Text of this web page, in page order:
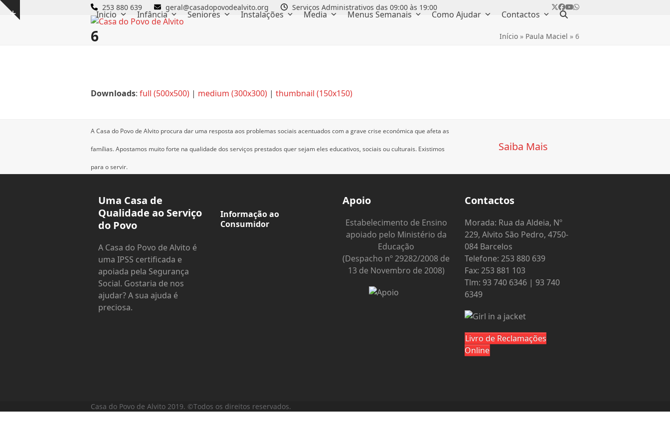
Skip
Show
253 880 639 geral@casadopovodealvito.org Serviços Administrativos das 09:00 às 19:00 Twitter
Facebook
YouTube
Whatsapp
Inicio Infância Seniores Instalações Media Menus Semanais Como Ajudar Contactos
6 Início » Paula Maciel » 6
Downloads: full (500x500) | medium (300x300) | thumbnail (150x150)
A Casa do Povo de Alvito procura dar uma resposta aos problemas sociais acentuados com a grave crise económica que afeta as
famílias.Apostamos muito forte na qualidade dos serviços prestados quer sejam eles educativos, sociais ou culturais. Existimos
para o servir.
Saiba Mais
Uma Casa de
Qualidade ao Serviço
do Povo
A Casa do Povo de Alvito é
uma IPSS certificada e
apoiada pela Segurança
Social. Gostaria de nos
ajudar? A sua ajuda é
preciosa.
Informação ao
Consumidor
Apoio
Estabelecimento de Ensino
apoiado pelo Ministério da
Educação
(Despacho nº 29282/2008 de
13 de Novembro de 2008)
Contactos
Morada: Rua da Aldeia, Nº
229, Alvito São Pedro, 4750-
084 Barcelos
Telefone: 253 880 639
Fax: 253 881 103
Tlm: 93 740 6346 | 93 740
6349
Livro de Reclamações
Online
Casa do Povo de Alvito 2019. ©Todos os direitos reservados.